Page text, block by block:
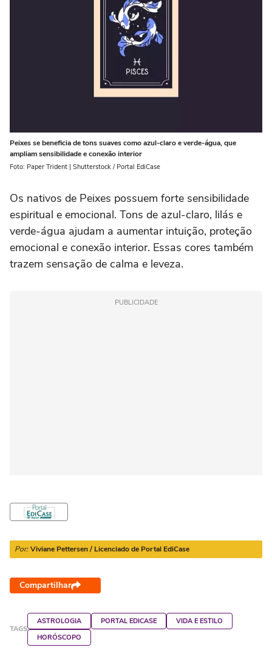
Peixes se beneficia de tons suaves como azul-claro e verde-água, que
ampliam sensibilidade e conexão interior
Foto: Paper Trident | Shutterstock / Portal EdiCase
Os nativos de Peixes possuem forte sensibilidade
espiritual e emocional. Tons de azul-claro, lilás e
verde-água ajudam a aumentar intuição, proteção
emocional e conexão interior. Essas cores também
trazem sensação de calma e leveza.
PUBLICIDADE
Por: Viviane Pettersen / Licenciado de Portal EdiCase
Compartilhar
TAGS
ASTROLOGIA PORTAL EDICASE
VIDA E ESTILO
HORÓSCOPO